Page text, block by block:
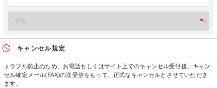
キャンセル規定
トラブル防止のため、お電話もしくはサイト上でのキャンセル受付後、キャン
セル確定メール(FAX)の送受信をもって、正式なキャンセルとさせていただき
ます。